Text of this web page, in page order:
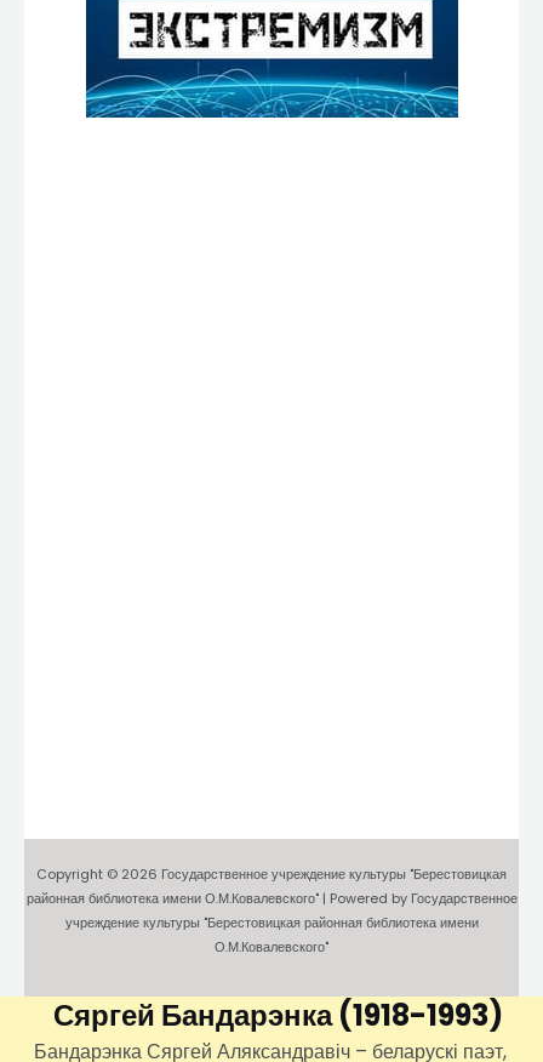
Copyright © 2026 Государственное учреждение культуры "Берестовицкая
районная библиотека имени О.М.Ковалевского" | Powered by Государственное
учреждение культуры "Берестовицкая районная библиотека имени
О.М.Ковалевского"
Сяргей Бандарэнка(1918-1993)
Бандарэнка Сяргей Аляксандравіч – беларускі паэт,